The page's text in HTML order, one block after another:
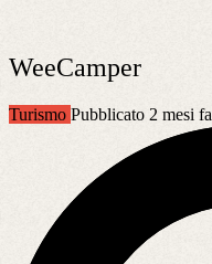
WeeCamper
Turismo Pubblicato 2 mesi fa